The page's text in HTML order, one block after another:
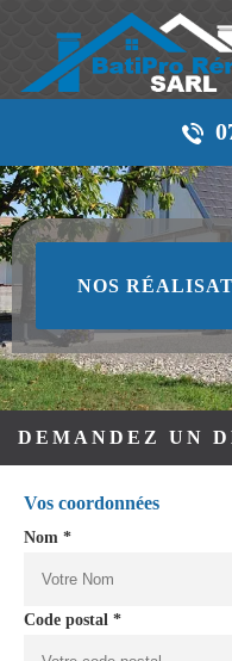
NOS
DEMANDEZ UN
Vos coordonnées
Nom *
Code postal *